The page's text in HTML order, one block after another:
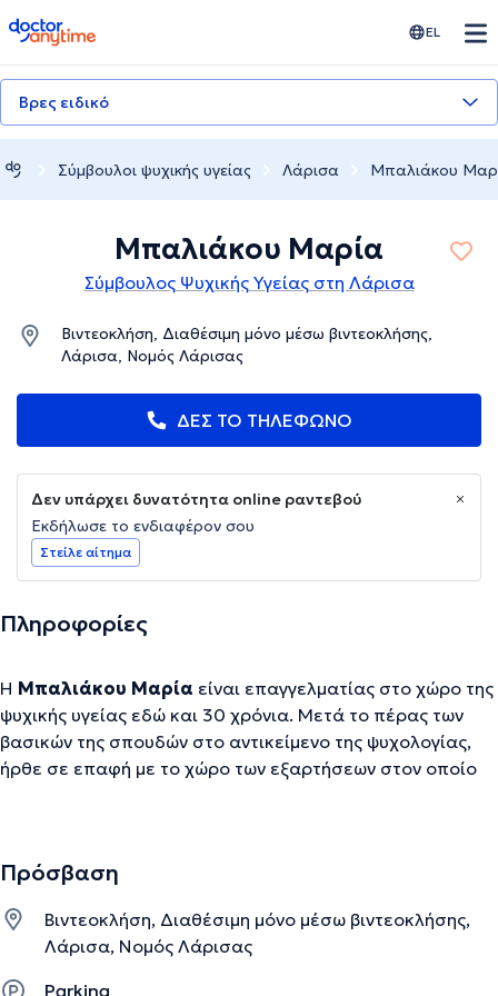
doctoranytime EL
Βρες ειδικό
Σύμβουλοι ψυχικής υγείας Λάρισα Μπαλιάκου
Μπαλιάκου Μαρία
Σύμβουλος Ψυχικής Υγείας στη Λάρισα
Βιντεοκλήση, Διαθέσιμη μόνο μέσω βιντεοκλήσης,
Λάρισα, Νομός Λάρισας
ΔΕΣ ΤΟ ΤΗΛΕΦΩΝΟ
Δεν υπάρχει δυνατότητα online ραντεβού
Εκδήλωσε το ενδιαφέρον σου
Στείλε αίτημα
Πληροφορίες
Η Μπαλιάκου Μαρία είναι επαγγελματίας στο χώρο της
ψυχικής υγείας εδώ και 30 χρόνια. Μετά το πέρας των
βασικών της σπουδών στο αντικείμενο της ψυχολογίας,
ήρθε σε επαφή με το χώρο των εξαρτήσεων στον οποίο
εύρος των γνώσεων και των δεξιοτήτων που απαιτεί το
ταξίδι της προσωπικής της ψυχοθεραπείας και
παράλληλα να εκπαιδευτεί ως οικογενειακή
θεραπεύτρια εφαρμόζοντας τις αρχές της Συστημικής
Πρόσβαση
Βιντεοκλήση, Διαθέσιμη μόνο μέσω βιντεοκλήσης,
Λάρισα, Νομός Λάρισας
Parking